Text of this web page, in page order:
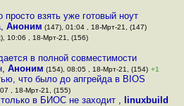
взять уже готовый ноут
,Аноним (147), 01:04 , 18-Мрт-21, (147)
10:06 , 18-Мрт-21, (156)
в полной совместимости
,Аноним (154), 08:05 , 18-Мрт-21, (154) +1
что было до апгрейда в BIOS
, 18-Мрт-21, (155)
в БИОС не заходит , linuxbuild